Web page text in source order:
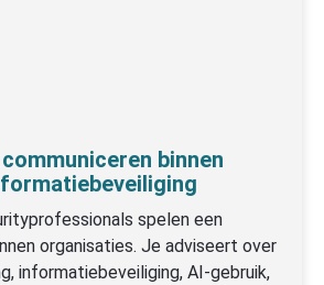
binnen
spelen een
organisaties. Je adviseert over
informatiebeveiliging, AI-gebruik,